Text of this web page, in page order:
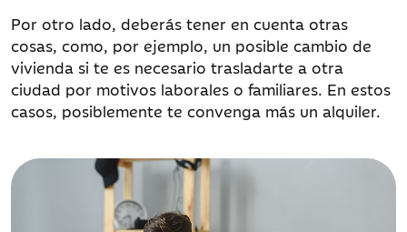
Por otro lado, deberás tener en cuenta otras
cosas, como, por ejemplo, un posible cambio de
vivienda si te es necesario trasladarte a otra
ciudad por motivos laborales o familiares. En estos
casos, posiblemente te convenga más un alquiler.